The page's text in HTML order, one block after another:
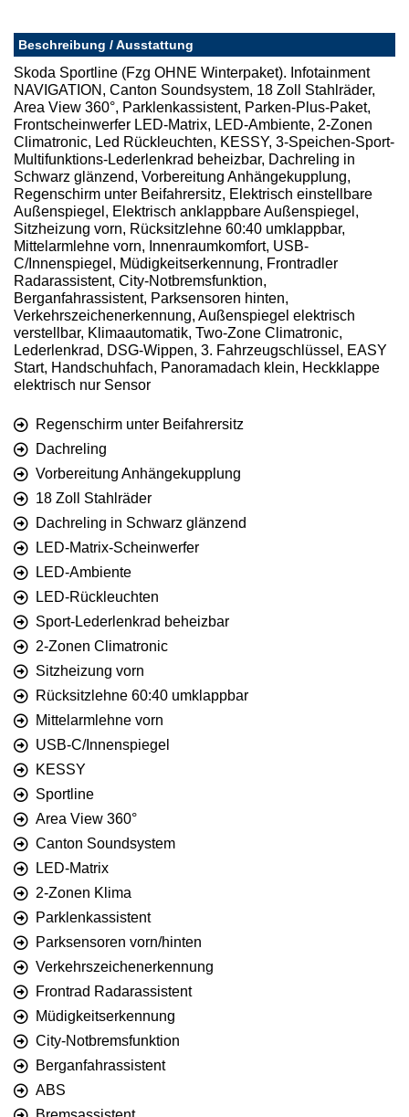
Beschreibung / Ausstattung
Skoda Sportline (Fzg OHNE Winterpaket). Infotainment
NAVIGATION, Canton Soundsystem, 18 Zoll Stahlräder,
Area View 360°, Parklenkassistent, Parken-Plus-Paket,
Frontscheinwerfer LED-Matrix, LED-Ambiente, 2-Zonen
Climatronic, Led Rückleuchten, KESSY, 3-Speichen-Sport-
Multifunktions-Lederlenkrad beheizbar, Dachreling in
Schwarz glänzend, Vorbereitung Anhängekupplung,
Regenschirm unter Beifahrersitz, Elektrisch einstellbare
Außenspiegel, Elektrisch anklappbare Außenspiegel,
Sitzheizung vorn, Rücksitzlehne 60:40 umklappbar,
Mittelarmlehne vorn, Innenraumkomfort, USB-
C/Innenspiegel, Müdigkeitserkennung, Frontradler
Radarassistent, City-Notbremsfunktion,
Berganfahrassistent, Parksensoren hinten,
Verkehrszeichenerkennung, Außenspiegel elektrisch
verstellbar, Klimaautomatik, Two-Zone Climatronic,
Lederlenkrad, DSG-Wippen, 3. Fahrzeugschlüssel, EASY
Start, Handschuhfach, Panoramadach klein, Heckklappe
elektrisch nur Sensor
Regenschirm unter Beifahrersitz
Dachreling
Vorbereitung Anhängekupplung
18 Zoll Stahlräder
Dachreling in Schwarz glänzend
LED-Matrix-Scheinwerfer
LED-Ambiente
LED-Rückleuchten
Sport-Lederlenkrad beheizbar
2-Zonen Climatronic
Sitzheizung vorn
Rücksitzlehne 60:40 umklappbar
Mittelarmlehne vorn
USB-C/Innenspiegel
KESSY
Sportline
Area View 360°
Canton Soundsystem
LED-Matrix
2-Zonen Klima
Parklenkassistent
Parksensoren vorn/hinten
Verkehrszeichenerkennung
Frontrad Radarassistent
Müdigkeitserkennung
City-Notbremsfunktion
Berganfahrassistent
ABS